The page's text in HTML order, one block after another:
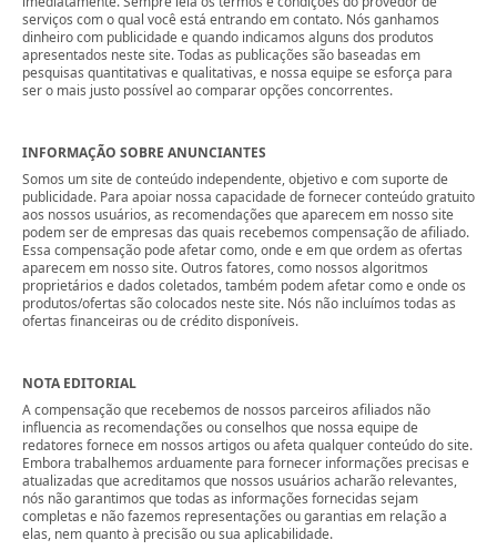
serviços com o qual você está entrando em contato. Nós ganhamos
dinheiro com publicidade e quando indicamos alguns dos produtos
apresentados neste site. Todas as publicações são baseadas em
pesquisas quantitativas e qualitativas, e nossa equipe se esforça para
ser o mais justo possível ao comparar opções concorrentes.
INFORMAÇÃO SOBRE ANUNCIANTES
Somos um site de conteúdo independente, objetivo e com suporte de
publicidade. Para apoiar nossa capacidade de fornecer conteúdo gratuito
aos nossos usuários, as recomendações que aparecem em nosso site
podem ser de empresas das quais recebemos compensação de afiliado.
Essa compensação pode afetar como, onde e em que ordem as ofertas
aparecem em nosso site. Outros fatores, como nossos algoritmos
proprietários e dados coletados, também podem afetar como e onde os
produtos/ofertas são colocados neste site. Nós não incluímos todas as
ofertas financeiras ou de crédito disponíveis.
NOTA EDITORIAL
A compensação que recebemos de nossos parceiros afiliados não
influencia as recomendações ou conselhos que nossa equipe de
redatores fornece em nossos artigos ou afeta qualquer conteúdo do site.
Embora trabalhemos arduamente para fornecer informações precisas e
atualizadas que acreditamos que nossos usuários acharão relevantes,
nós não garantimos que todas as informações fornecidas sejam
completas e não fazemos representações ou garantias em relação a
elas, nem quanto à precisão ou sua aplicabilidade.